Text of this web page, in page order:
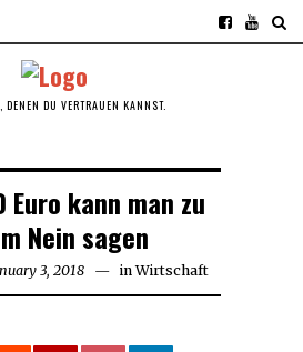
DENEN DU VERTRAUEN KANNST.
Euro kann man zu
Nein sagen
3, 2018January
in Wirtschaft